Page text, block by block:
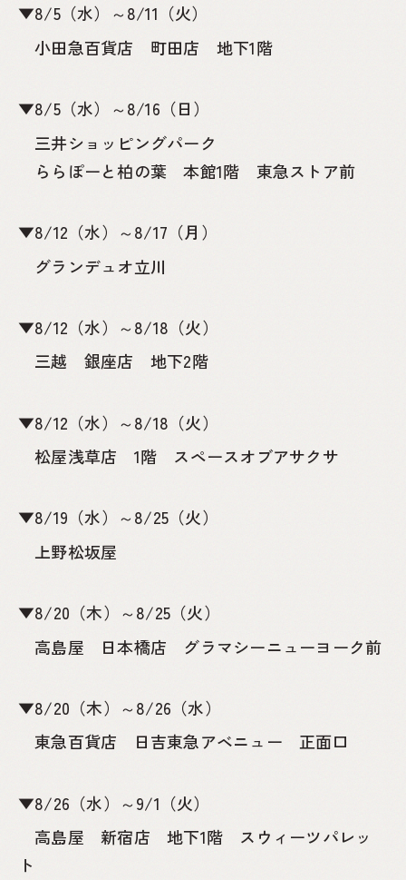
▼8/5（水）～8/11（火）
小田急百貨店 町田店 地下1階
▼8/5（水）～8/16（日）
三井ショッピングパーク
ららぽーと柏の葉 本館1階 東急ストア前
▼8/12（水）～8/17（月）
グランデュオ立川
▼8/12（水）～8/18（火）
三越 銀座店 地下2階
▼8/12（水）～8/18（火）
松屋浅草店 1階 スペースオブアサクサ
▼8/19（水）～8/25（火）
上野松坂屋
▼8/20（木）～8/25（火）
高島屋 日本橋店 グラマシーニューヨーク前
▼8/20（木）～8/26（水）
東急百貨店 日吉東急アベニュー 正面口
▼8/26（水）～9/1（火）
高島屋 新宿店 地下1階 スウィーツパレッ
ト